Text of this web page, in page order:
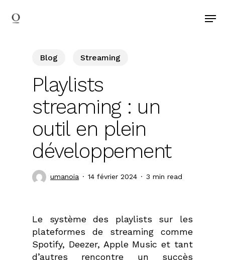
Blog Streaming
Playlists
streaming : un
outil en plein
développement
umanoia 14 février 2024 3 min read
Le système des playlists sur les
plateformes de streaming comme
Spotify, Deezer, Apple Music et tant
d’autres rencontre un succès